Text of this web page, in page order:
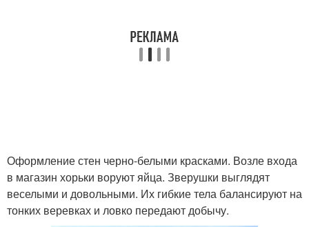
Оформление стен черно-белыми красками. Возле входа
в магазин хорьки воруют яйца. Зверушки выглядят
веселыми и довольными. Их гибкие тела балансируют на
тонких веревках и ловко передают добычу.